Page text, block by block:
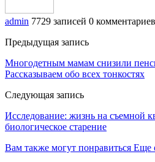
admin 7729 записей 0 комментариев
Предыдущая запись
Многодетным мамам снизили
Рассказываем обо всех тонкостях
Следующая запись
Исследование: жизнь на съемной
биологическое старение
Вам также могут понравиться Еще